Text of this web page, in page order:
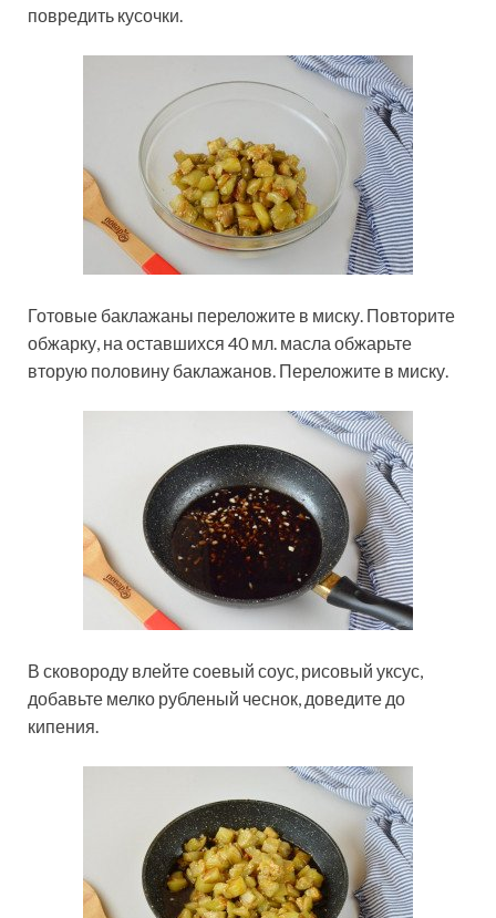
повредить кусочки.
Готовые баклажаны переложите в миску. Повторите
обжарку, на оставшихся 40 мл. масла обжарьте
вторую половину баклажанов. Переложите в миску.
В сковороду влейте соевый соус, рисовый уксус,
добавьте мелко рубленый чеснок, доведите до
кипения.